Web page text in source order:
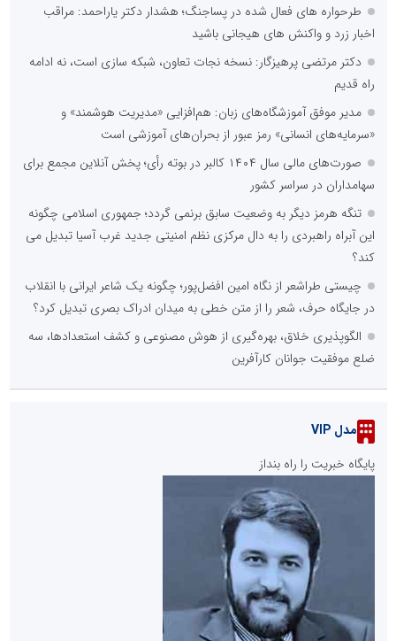
طرحواره های فعال شده در پساجنگ؛ هشدار دکتر یاراحمد: مراقب
اخبار زرد و واکنش های هیجانی باشید
دکتر مرتضی پرهیزگار: نسخه نجات تعاون، شبکه سازی است، نه ادامه
راه قدیم
مدیر موفق آموزشگاه‌های زبان: هم‌افزایی «مدیریت هوشمند» و
«سرمایه‌های انسانی» رمز عبور از بحران‌های آموزشی است
صورت‌های مالی سال ۱۴۰۴ کالبر در بوته رأی؛ پخش آنلاین مجمع برای
سهامداران در سراسر کشور
تنگه هرمز دیگر به وضعیت سابق برنمی گردد؛ جمهوری اسلامی چگونه
این آبراه راهبردی را به دال مرکزی نظم امنیتی جدید غرب آسیا تبدیل می
کند؟
چیستی طراشعر از نگاه امین افضل‌پور؛ چگونه یک شاعر ایرانی با انقلاب
در جایگاه حرف، شعر را از متن خطی به میدان ادراک بصری تبدیل کرد؟
الگوپذیری خلاق، بهره‌گیری از هوش مصنوعی و کشف استعدادها، سه
ضلع موفقیت جوانان کارآفرین
مدل VIP
پایگاه خبریت را راه بنداز